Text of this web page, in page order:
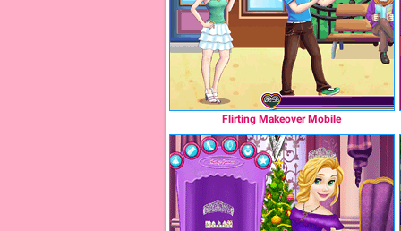
Flirting Makeover Mobile